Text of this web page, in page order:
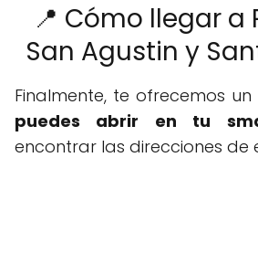
📍 Cómo llegar a
San Agustin y
Finalmente, te ofrecemos un
puedes abrir en tu
encontrar las direcciones de